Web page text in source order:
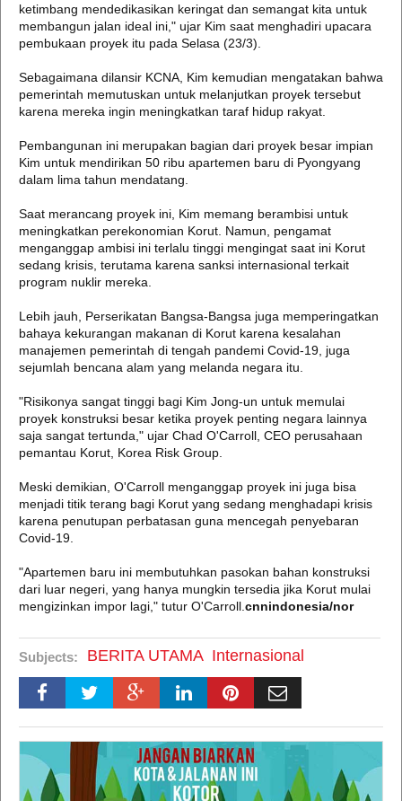
ketimbang mendedikasikan keringat dan semangat kita untuk
membangun jalan ideal ini," ujar Kim saat menghadiri upacara
pembukaan proyek itu pada Selasa (23/3).
Sebagaimana dilansir KCNA, Kim kemudian mengatakan bahwa
pemerintah memutuskan untuk melanjutkan proyek tersebut
karena mereka ingin meningkatkan taraf hidup rakyat.
Pembangunan ini merupakan bagian dari proyek besar impian
Kim untuk mendirikan 50 ribu apartemen baru di Pyongyang
dalam lima tahun mendatang.
Saat merancang proyek ini, Kim memang berambisi untuk
meningkatkan perekonomian Korut. Namun, pengamat
menganggap ambisi ini terlalu tinggi mengingat saat ini Korut
sedang krisis, terutama karena sanksi internasional terkait
program nuklir mereka.
Lebih jauh, Perserikatan Bangsa-Bangsa juga memperingatkan
bahaya kekurangan makanan di Korut karena kesalahan
manajemen pemerintah di tengah pandemi Covid-19, juga
sejumlah bencana alam yang melanda negara itu.
"Risikonya sangat tinggi bagi Kim Jong-un untuk memulai
proyek konstruksi besar ketika proyek penting negara lainnya
saja sangat tertunda," ujar Chad O'Carroll, CEO perusahaan
pemantau Korut, Korea Risk Group.
Meski demikian, O'Carroll menganggap proyek ini juga bisa
menjadi titik terang bagi Korut yang sedang menghadapi krisis
karena penutupan perbatasan guna mencegah penyebaran
Covid-19.
"Apartemen baru ini membutuhkan pasokan bahan konstruksi
dari luar negeri, yang hanya mungkin tersedia jika Korut mulai
mengizinkan impor lagi," tutur O'Carroll. cnnindonesia/nor
Subjects: BERITA UTAMA Internasional